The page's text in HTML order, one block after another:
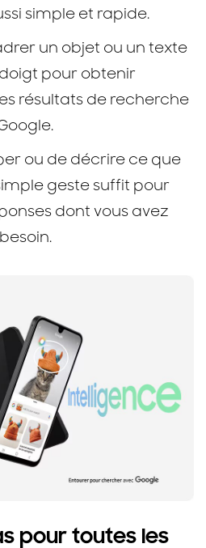
simple et rapide.
un objet ou un texte
pour obtenir
résultats de recherche
ou de décrire ce que
geste suffit pour
dont vous avez
besoin.
pour toutes les